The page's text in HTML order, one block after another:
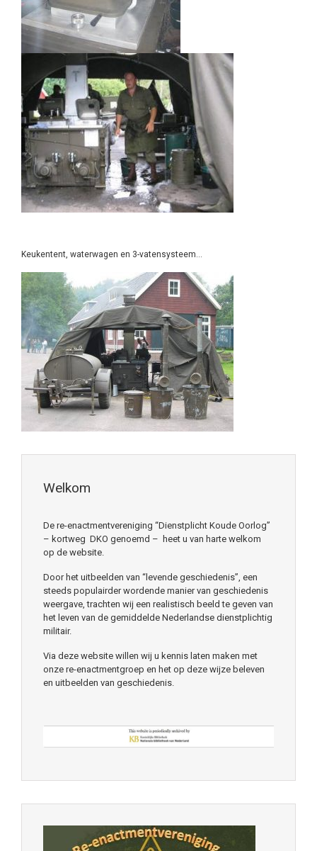
Keukentent, waterwagen en 3-vatensysteem…
Welkom
De re-enactmentvereniging “Dienstplicht Koude Oorlog”
– kortweg DKO genoemd – heet u van harte welkom
op de website.
Door het uitbeelden van “levende geschiedenis”, een
steeds populairder wordende manier van geschiedenis
weergave, trachten wij een realistisch beeld te geven van
het leven van de gemiddelde Nederlandse dienstplichtig
militair.
Via deze website willen wij u kennis laten maken met
onze re-enactmentgroep en het op deze wijze beleven
en uitbeelden van geschiedenis.